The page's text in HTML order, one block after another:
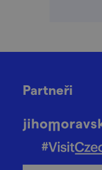
Partneři